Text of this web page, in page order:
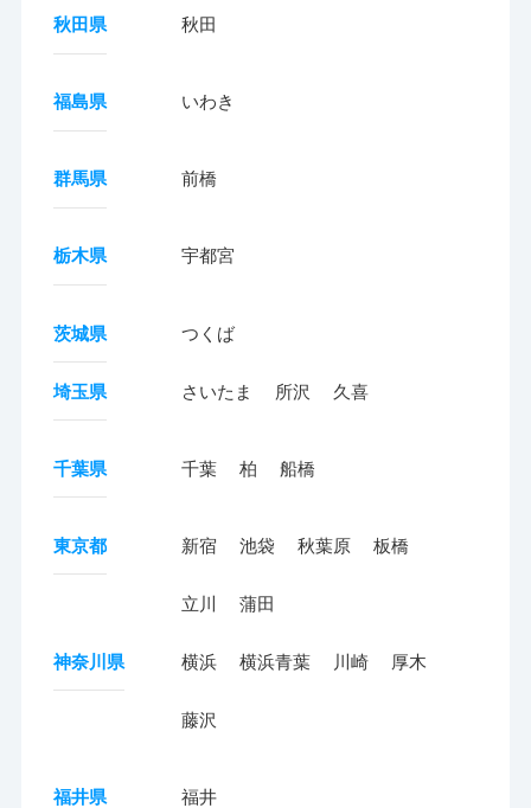
秋田県 秋田
福島県 いわき
群馬県 前橋
栃木県 宇都宮
茨城県 つくば
埼玉県 さいたま 所沢 久喜
千葉県 千葉 柏 船橋
東京都 新宿 池袋 秋葉原 板橋
立川 蒲田
神奈川県 横浜 横浜青葉 川崎 厚木
藤沢
福井県 福井